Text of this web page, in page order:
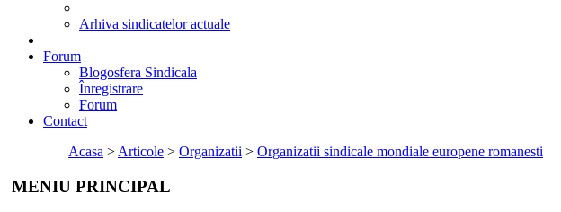
Arhiva sindicatelor actuale
Forum
Blogosfera Sindicala
Înregistrare
Forum
Contact
Acasa > Articole > Organizatii > Organizatii sindicale mondiale europene romanesti
MENIU PRINCIPAL